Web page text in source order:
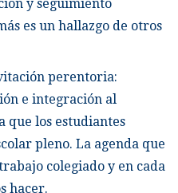
y seguimiento
es un hallazgo de otros
perentoria:
e integración al
los estudiantes
pleno. La agenda que
colegiado y en cada
hacer.